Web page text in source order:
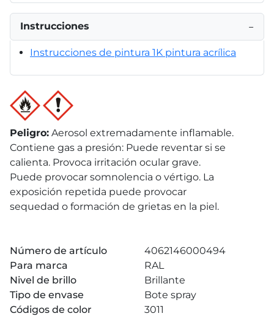
Instrucciones −
Instrucciones de pintura 1K pintura acrílica
Peligro: Aerosol extremadamente inflamable.
Contiene gas a presión: Puede reventar si se
calienta. Provoca irritación ocular grave.
Puede provocar somnolencia o vértigo. La
exposición repetida puede provocar
sequedad o formación de grietas en la piel.
Número de artículo
4062146000494
Para marca
RAL
Nivel de brillo
Brillante
Tipo de envase
Bote spray
Códigos de color
3011